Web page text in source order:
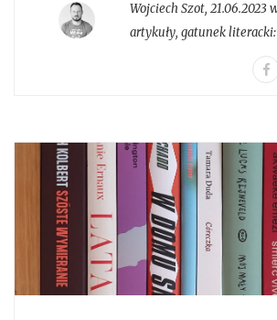
Wojciech Szot, 21.06.2023
artykuły, gatunek literacki: